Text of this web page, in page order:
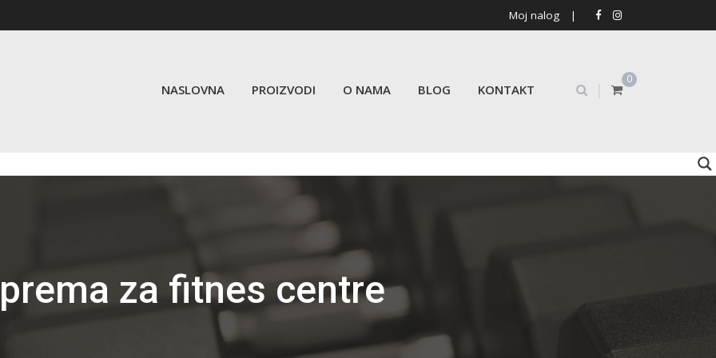
Moj nalog |
NASLOVNA PROIZVODI O NAMA BLOG KONTAKT
0
|
za fitnes centre